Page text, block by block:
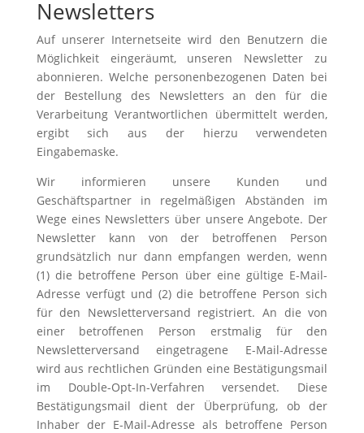
Newsletters
Auf unserer Internetseite wird den Benutzern die
Möglichkeit eingeräumt, unseren Newsletter zu
abonnieren. Welche personenbezogenen Daten bei
der Bestellung des Newsletters an den für die
Verarbeitung Verantwortlichen übermittelt werden,
ergibt sich aus der hierzu verwendeten
Eingabemaske.
Wir informieren unsere Kunden und
Geschäftspartner in regelmäßigen Abständen im
Wege eines Newsletters über unsere Angebote. Der
Newsletter kann von der betroffenen Person
grundsätzlich nur dann empfangen werden, wenn
(1) die betroffene Person über eine gültige E-Mail-
Adresse verfügt und (2) die betroffene Person sich
für den Newsletterversand registriert. An die von
einer betroffenen Person erstmalig für den
Newsletterversand eingetragene E-Mail-Adresse
wird aus rechtlichen Gründen eine Bestätigungsmail
im Double-Opt-In-Verfahren versendet. Diese
Bestätigungsmail dient der Überprüfung, ob der
Inhaber der E-Mail-Adresse als betroffene Person